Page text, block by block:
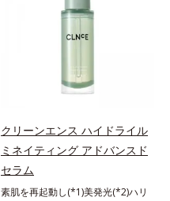
クリーンエンス ハイドライル
ミネイティング アドバンスド
セラム
素肌を再起動し(*1)美発光(*2)ハリ